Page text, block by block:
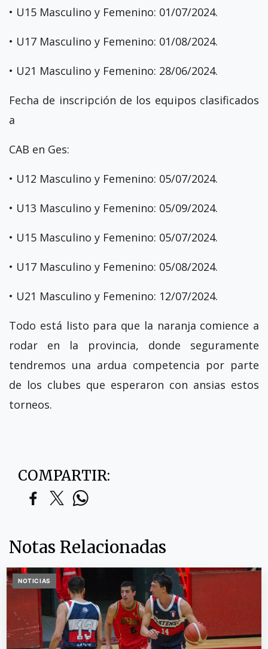
• U15 Masculino y Femenino: 01/07/2024.
• U17 Masculino y Femenino: 01/08/2024.
• U21 Masculino y Femenino: 28/06/2024.
Fecha de inscripción de los equipos clasificados
a
CAB en Ges:
• U12 Masculino y Femenino: 05/07/2024.
• U13 Masculino y Femenino: 05/09/2024.
• U15 Masculino y Femenino: 05/07/2024.
• U17 Masculino y Femenino: 05/08/2024.
• U21 Masculino y Femenino: 12/07/2024.
Todo está listo para que la naranja comience a
rodar en la provincia, donde seguramente
tendremos una ardua competencia por parte
de los clubes que esperaron con ansias estos
torneos.
COMPARTIR:
Notas Relacionadas
NOTICIAS